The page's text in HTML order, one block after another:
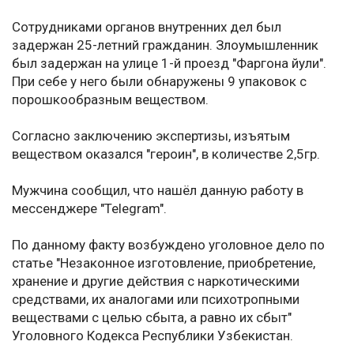
Сотрудниками органов внутренних дел был
задержан 25-летний гражданин. Злоумышленник
был задержан на улице 1-й проезд "Фаргона йули".
При себе у него были обнаружены 9 упаковок с
порошкообразным веществом.
Согласно заключению экспертизы, изъятым
веществом оказался "героин", в количестве 2,5гр.
Мужчина сообщил, что нашёл данную работу в
мессенджере "Telegram".
По данному факту возбуждено уголовное дело по
статье "Незаконное изготовление, приобретение,
хранение и другие действия с наркотическими
средствами, их аналогами или психотропными
веществами с целью сбыта, а равно их сбыт"
Уголовного Кодекса Республики Узбекистан.